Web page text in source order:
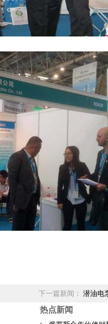
下一篇新闻： 潜油电
热点新闻